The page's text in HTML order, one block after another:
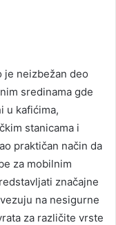
je neizbežan deo
sredinama gde
u kafićima,
stanicama i
praktičan način da
za mobilnim
značajne
na nesigurne
za različite vrste